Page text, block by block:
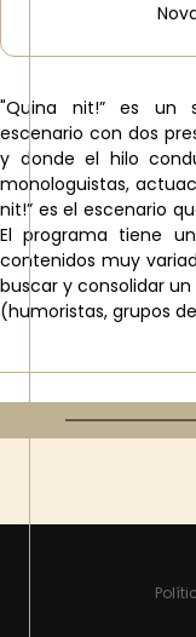
"Quina nit!” es un
escenario con dos
y donde el hilo
monologuistas,
nit!” es el escenario
El programa tiene
contenidos muy
buscar y consolidar
(humoristas, grupos